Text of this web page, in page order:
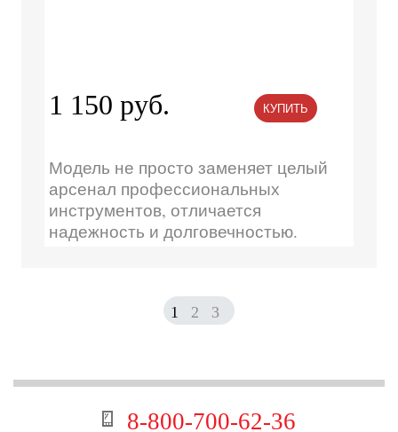
1 150 руб. КУПИТЬ
Модель не просто заменяет целый
арсенал профессиональных
инструментов, отличается
надежность и долговечностью.
1 2 3
8-800-700-62-36